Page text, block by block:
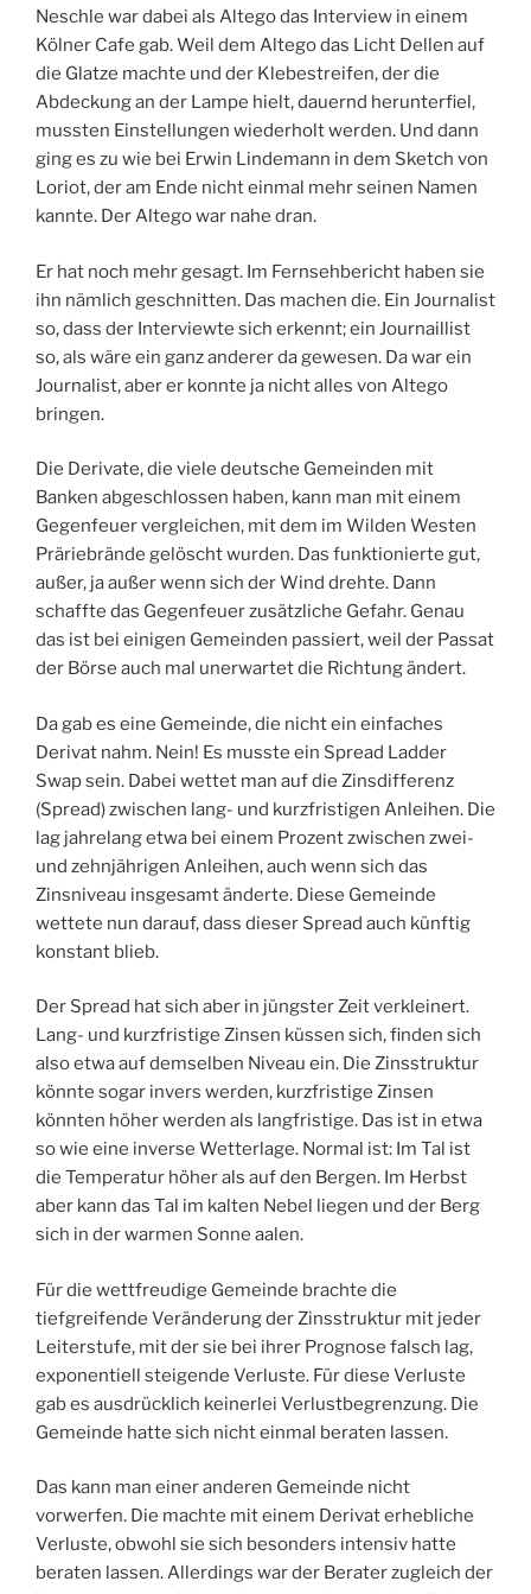
Neschle war dabei als Altego das Interview in einem
Kölner Cafe gab. Weil dem Altego das Licht Dellen auf
die Glatze machte und der Klebestreifen, der die
Abdeckung an der Lampe hielt, dauernd herunterfiel,
mussten Einstellungen wiederholt werden. Und dann
ging es zu wie bei Erwin Lindemann in dem Sketch von
Loriot, der am Ende nicht einmal mehr seinen Namen
kannte. Der Altego war nahe dran.
Er hat noch mehr gesagt. Im Fernsehbericht haben sie
ihn nämlich geschnitten. Das machen die. Ein Journalist
so, dass der Interviewte sich erkennt; ein Journaillist
so, als wäre ein ganz anderer da gewesen. Da war ein
Journalist, aber er konnte ja nicht alles von Altego
bringen.
Die Derivate, die viele deutsche Gemeinden mit
Banken abgeschlossen haben, kann man mit einem
Gegenfeuer vergleichen, mit dem im Wilden Westen
Präriebrände gelöscht wurden. Das funktionierte gut,
außer, ja außer wenn sich der Wind drehte. Dann
schaffte das Gegenfeuer zusätzliche Gefahr. Genau
das ist bei einigen Gemeinden passiert, weil der Passat
der Börse auch mal unerwartet die Richtung ändert.
Da gab es eine Gemeinde, die nicht ein einfaches
Derivat nahm. Nein! Es musste ein Spread Ladder
Swap sein. Dabei wettet man auf die Zinsdifferenz
(Spread) zwischen lang- und kurzfristigen Anleihen. Die
lag jahrelang etwa bei einem Prozent zwischen zwei-
und zehnjährigen Anleihen, auch wenn sich das
Zinsniveau insgesamt änderte. Diese Gemeinde
wettete nun darauf, dass dieser Spread auch künftig
konstant blieb.
Der Spread hat sich aber in jüngster Zeit verkleinert.
Lang- und kurzfristige Zinsen küssen sich, finden sich
also etwa auf demselben Niveau ein. Die Zinsstruktur
könnte sogar invers werden, kurzfristige Zinsen
könnten höher werden als langfristige. Das ist in etwa
so wie eine inverse Wetterlage. Normal ist: Im Tal ist
die Temperatur höher als auf den Bergen. Im Herbst
aber kann das Tal im kalten Nebel liegen und der Berg
sich in der warmen Sonne aalen.
Für die wettfreudige Gemeinde brachte die
tiefgreifende Veränderung der Zinsstruktur mit jeder
Leiterstufe, mit der sie bei ihrer Prognose falsch lag,
exponentiell steigende Verluste. Für diese Verluste
gab es ausdrücklich keinerlei Verlustbegrenzung. Die
Gemeinde hatte sich nicht einmal beraten lassen.
Das kann man einer anderen Gemeinde nicht
vorwerfen. Die machte mit einem Derivat erhebliche
Verluste, obwohl sie sich besonders intensiv hatte
beraten lassen. Allerdings war der Berater zugleich der